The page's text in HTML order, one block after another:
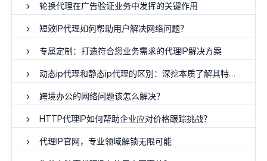
轮换代理在广告验证业务中发挥的关键作用
短效IP代理如何帮助用户解决网络问题？
专属定制：打造符合您业务需求的代理IP解决方案
动态ip代理和静态ip代理的区别：深挖本质了解其特点和优势
跨境办公的网络问题该怎么解决？
HTTP代理IP如何帮助企业应对价格跟踪挑战？
代理IP官网，专业领域解锁无限可能